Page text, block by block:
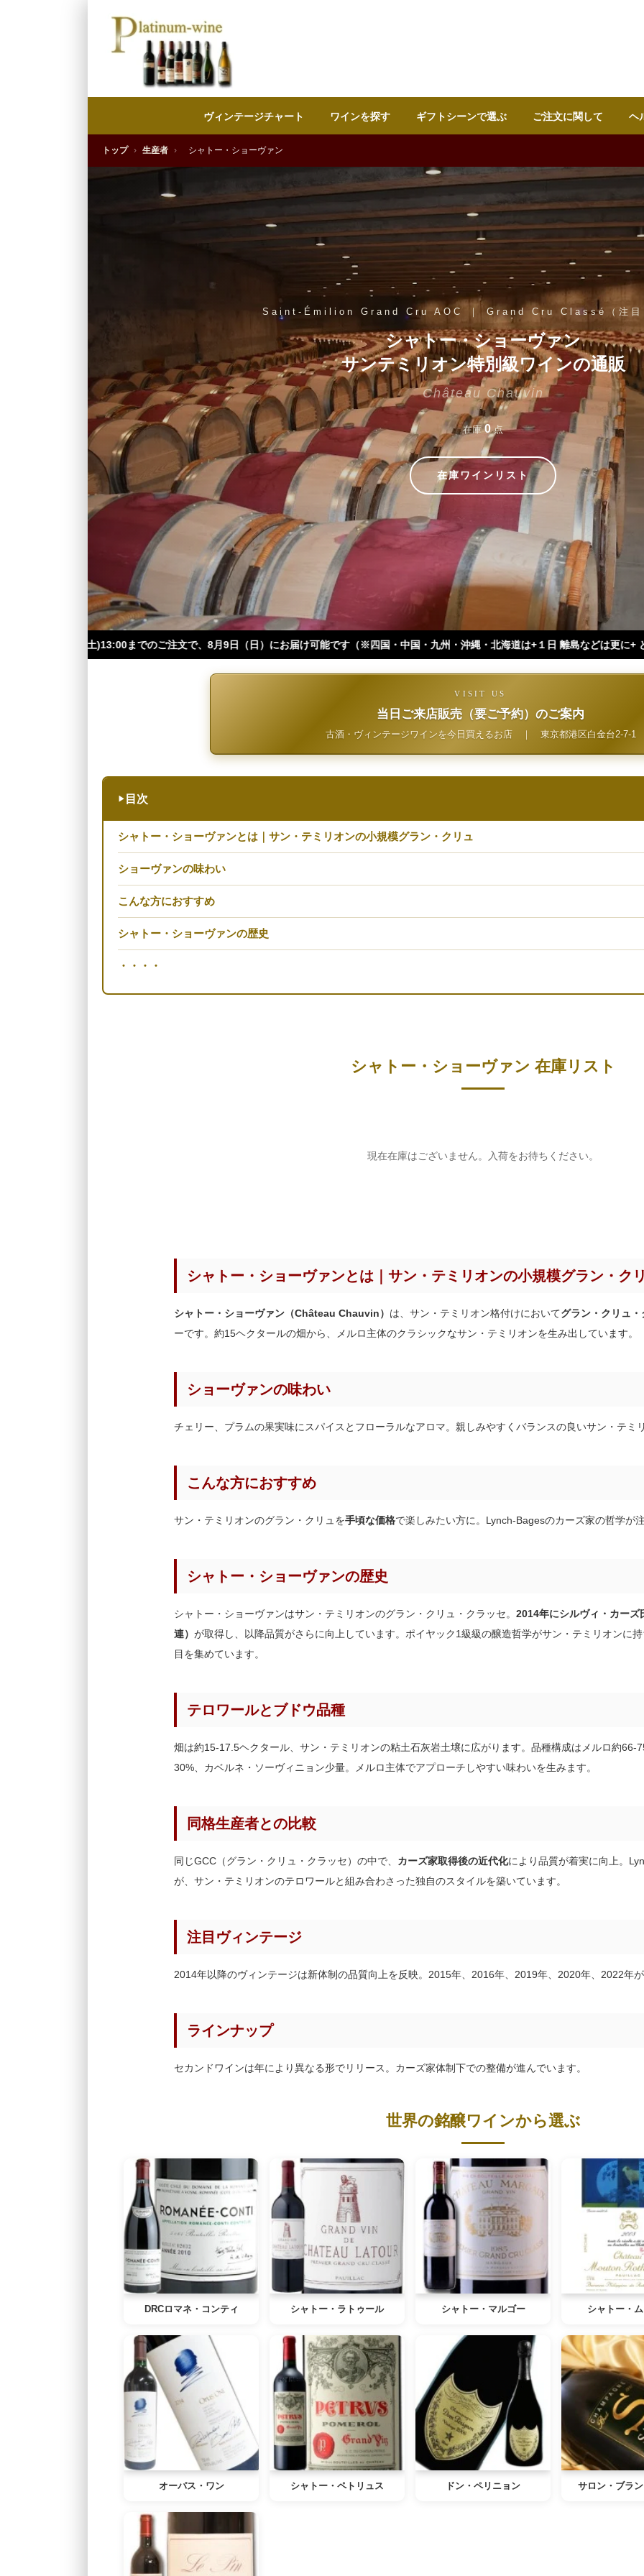
ヴィンテージチャート ワインを探す ギフトシーンで選ぶ ご注文に関して ヘ
トップ › 生産者 › シャトー・ショーヴァン
Saint-Émilion Grand Cru AOC ｜ Grand Cru Classé（注目
シャトー・ショーヴァン
サンテミリオン特別級ワインの通販
Château Chauvin
在庫0点
在庫ワインリスト
文で、8月9日（日）にお届け可能です（※四国・中国・九州・沖縄・北海道は+１日 離島などは更に+ となります。）
VISIT US
当日ご来店販売（要ご予約）のご案内
古酒・ヴィンテージワインを今日買えるお店｜ 東京都港区白金台2-7-1
▶ 目次
シャトー・ショーヴァンとは｜サン・テミリオンの小規模グラン・クリュ
ショーヴァンの味わい
こんな方におすすめ
シャトー・ショーヴァンの歴史
・・・・
シャトー・ショーヴァン 在庫リスト
現在在庫はございません。入荷をお待ちください。
シャトー・ショーヴァンとは｜サン・テミリオンの小規模グラン・ク
シャトー・ショーヴァン（Château Chauvin） は、サン・テミリオン格付けにおいてグラン・クリュ・
ーです。約15ヘクタールの畑から、メルロ主体のクラシックなサン・テミリオンを生み出しています。
ショーヴァンの味わい
チェリー、プラムの果実味にスパイスとフローラルなアロマ。親しみやすくバランスの良いサン・テミ
こんな方におすすめ
サン・テミリオンのグラン・クリュを手頃な価格で楽しみたい方に。Lynch-Bagesのカーズ家の哲学が
シャトー・ショーヴァンの歴史
シャトー・ショーヴァンはサン・テミリオンのグラン・クリュ・クラッセ。 2014年にシルヴィ・カー
連） が取得し、以降品質がさらに向上しています。ポイヤック1級級の醸造哲学がサン・テミリオンに
目を集めています。
テロワールとブドウ品種
畑は約15-17.5ヘクタール、サン・テミリオンの粘土石灰岩土壌に広がります。品種構成はメルロ約66-
30%、カベルネ・ソーヴィニョン少量。メルロ主体でアプローチしやすい味わいを生みます。
同格生産者との比較
同じGCC（グラン・クリュ・クラッセ）の中で、 カーズ家取得後の近代化により品質が着実に向上。
が、サン・テミリオンのテロワールと組み合わさった独自のスタイルを築いています。
注目ヴィンテージ
2014年以降のヴィンテージは新体制の品質向上を反映。2015年、2016年、2019年、2020年、2022年
ラインナップ
セカンドワインは年により異なる形でリリース。カーズ家体制下での整備が進んでいます。
世界の銘醸ワインから選ぶ
DRCロマネ・コンティ シャトー・ラトゥール シャトー・マルゴー シャトー・
オーパス・ワン シャトー・ペトリュス ドン・ペリニョン サロン・ブラ